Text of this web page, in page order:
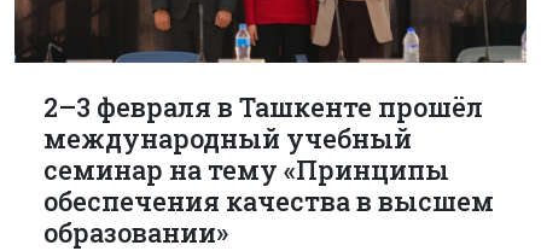
2–3 февраля в Ташкенте прошёл
международный учебный
семинар на тему «Принципы
обеспечения качества в высшем
образовании»